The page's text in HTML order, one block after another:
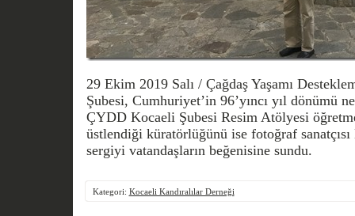
29 Ekim 2019 Salı / Çağdaş Yaşamı
Şubesi, Cumhuriyet’in 96’yıncı yıl dönümü
ÇYDD Kocaeli Şubesi Resim Atölyesi
üstlendiği küratörlüğünü ise fotoğraf sanatçısı
sergiyi vatandaşların beğenisine sundu.
Kategori: Kocaeli Kandıralılar Derneği